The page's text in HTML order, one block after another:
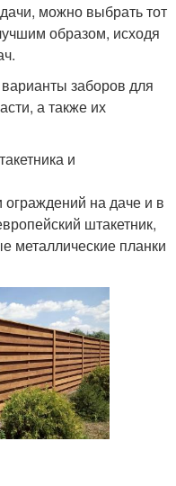
можно выбрать тот
образом, исходя
заборов для
а также их
и
на даче и в
штакетник,
металлические планки